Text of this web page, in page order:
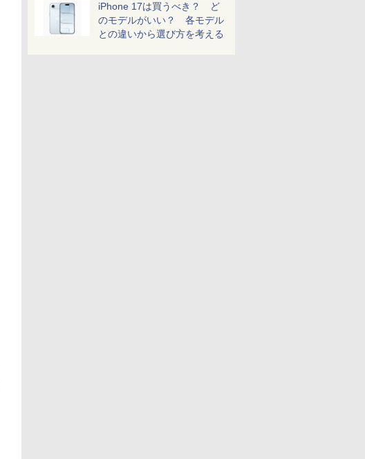
iPhone 17は買うべき？ ど
のモデルがいい？ 各モデル
との違いから選び方を考える